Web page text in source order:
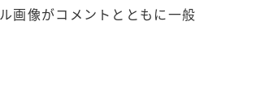
像がコメントとともに一般